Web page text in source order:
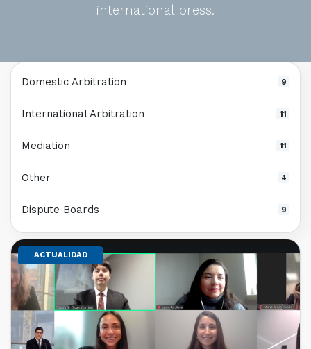
international press.
ACTUALIDAD
Domestic Arbitration 9
International Arbitration 11
Mediation 11
Other 4
Dispute Boards 9